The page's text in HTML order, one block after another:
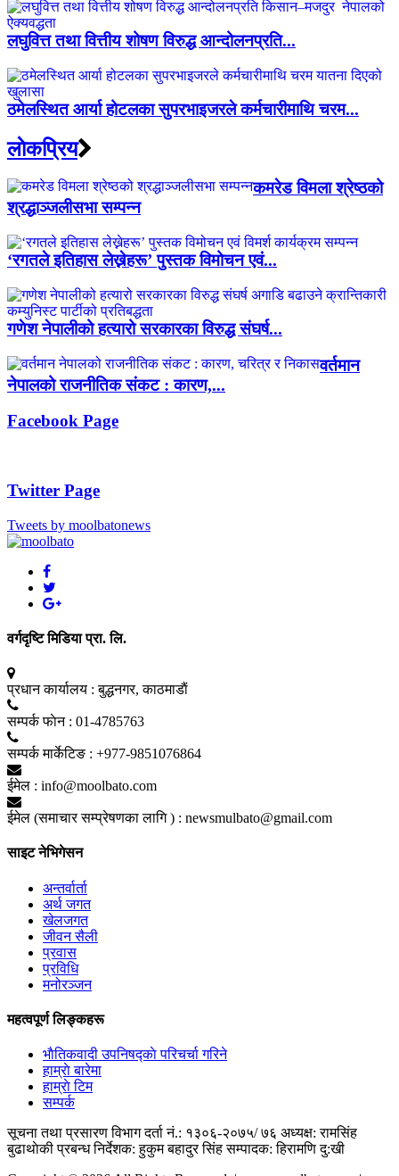
लघुवित्त तथा वित्तीय शोषण विरुद्ध आन्दोलनप्रति...
ठमेलस्थित आर्या होटलका सुपरभाइजरले कर्मचारीमाथि चरम...
लाेकप्रिय
कमरेड विमला श्रेष्ठको
श्रद्धाञ्जलीसभा सम्पन्न
‘रगतले इतिहास लेख्नेहरू’ पुस्तक विमोचन एवं...
गणेश नेपालीको हत्यारो सरकारका विरुद्ध संघर्ष...
वर्तमान
नेपालको राजनीतिक संकट : कारण,...
Facebook Page
Twitter Page
Tweets by moolbatonews
वर्गदृष्टि मिडिया प्रा. लि.
प्रधान कार्यालय : बुद्धनगर, काठमाडाैं
सम्पर्क फाेन : 01-4785763
सम्पर्क मार्केटिङ : +977-9851076864
ईमेल : info@moolbato.com
ईमेल (समाचार सम्प्रेषणका लागि ) : newsmulbato@gmail.com
साइट नेभिगेसन
अन्तर्वार्ता
अर्थ जगत
खेलजगत
जीवन सैली
प्रवास
प्रविधि
मनोरञ्जन
महत्वपूर्ण लिङ्कहरू
भाैतिकवादी उपनिषद्काे परिचर्चा गरिने
हाम्राे बारेमा
हाम्राे टिम
सम्पर्क
सूचना तथा प्रसारण विभाग दर्ता नं.: १३०६-२०७५/ ७६ अध्यक्ष: रामसिंह
बुढाथाेकी प्रबन्ध निर्देशक: हुकुम बहादुर सिंह सम्पादक: हिरामणि दु:खी